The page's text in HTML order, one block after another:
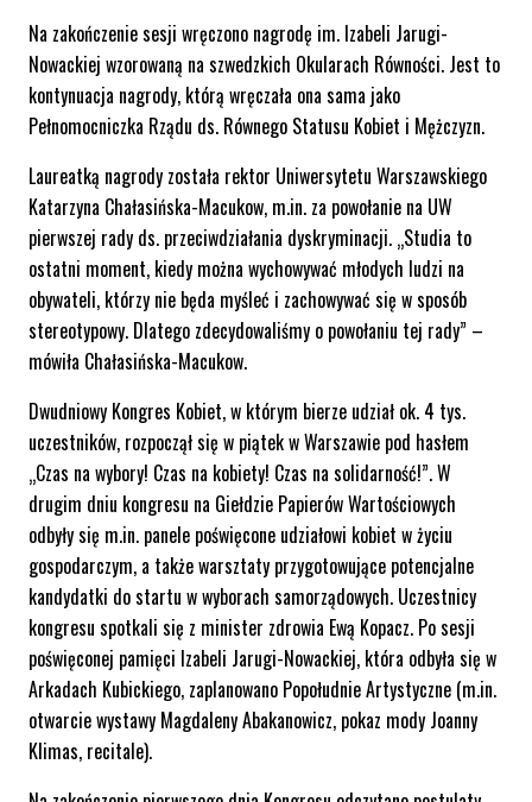
Na zakończenie sesji wręczono nagrodę im. Izabeli Jarugi-
Nowackiej wzorowaną na szwedzkich Okularach Równości. Jest to
kontynuacja nagrody, którą wręczała ona sama jako
Pełnomocniczka Rządu ds. Równego Statusu Kobiet i Mężczyzn.
Laureatką nagrody została rektor Uniwersytetu Warszawskiego
Katarzyna Chałasińska-Macukow, m.in. za powołanie na UW
pierwszej rady ds. przeciwdziałania dyskryminacji. „Studia to
ostatni moment, kiedy można wychowywać młodych ludzi na
obywateli, którzy nie będa myśleć i zachowywać się w sposób
stereotypowy. Dlatego zdecydowaliśmy o powołaniu tej rady” –
mówiła Chałasińska-Macukow.
Dwudniowy Kongres Kobiet, w którym bierze udział ok. 4 tys.
uczestników, rozpoczął się w piątek w Warszawie pod hasłem
„Czas na wybory! Czas na kobiety! Czas na solidarność!”. W
drugim dniu kongresu na Giełdzie Papierów Wartościowych
odbyły się m.in. panele poświęcone udziałowi kobiet w życiu
gospodarczym, a także warsztaty przygotowujące potencjalne
kandydatki do startu w wyborach samorządowych. Uczestnicy
kongresu spotkali się z minister zdrowia Ewą Kopacz. Po sesji
poświęconej pamięci Izabeli Jarugi-Nowackiej, która odbyła się w
Arkadach Kubickiego, zaplanowano Popołudnie Artystyczne (m.in.
otwarcie wystawy Magdaleny Abakanowicz, pokaz mody Joanny
Klimas, recitale).